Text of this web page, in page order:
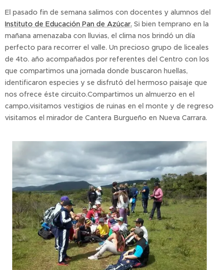
El pasado fin de semana salimos con docentes y alumnos del
Instituto de Educación Pan de Azúcar. Si bien temprano en la
mañana amenazaba con lluvias, el clima nos brindó un día
perfecto para recorrer el valle. Un precioso grupo de liceales
de 4to. año acompañados por referentes del Centro con los
que compartimos una jornada donde buscaron huellas,
identificaron especies y se disfrutó del hermoso paisaje que
nos ofrece éste circuito.Compartimos un almuerzo en el
campo,visitamos vestigios de ruinas en el monte y de regreso
visitamos el mirador de Cantera Burgueño en Nueva Carrara.